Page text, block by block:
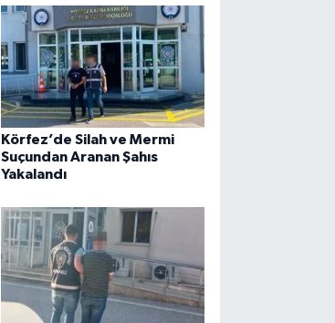
Körfez’de Silah ve Mermi
Suçundan Aranan Şahıs
Yakalandı